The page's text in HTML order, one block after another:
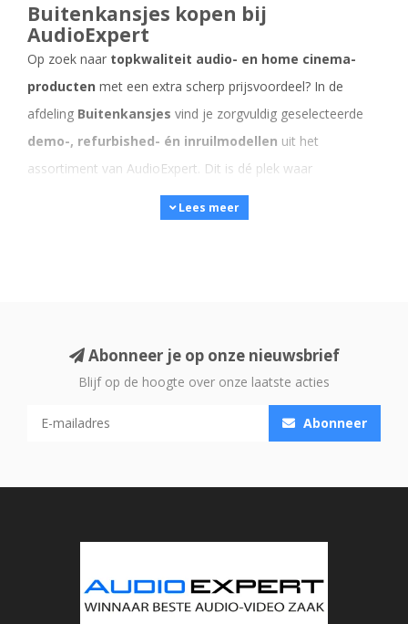
Buitenkansjes kopen bij
AudioExpert
Op zoek naar topkwaliteit audio- en home cinema-
producten met een extra scherp prijsvoordeel? In de
afdeling Buitenkansjes vind je zorgvuldig geselecteerde
demo-, refurbished- én inruilmodellen uit het
assortiment van AudioExpert. Dit is dé plek waar
hoogwaardige techniek, duurzaamheid en aantrekkelijke
een lagere prijs dan nieuw.
Wat zijn Buitenkansjes?
Buitenkansjes bestaan uit producten die niet meer als
Refurbished productendie professioneel zijn
Lees meer
Abonneer je op onze nieuwsbrief
Blijf op de hoogte over onze laatste acties
Abonneer